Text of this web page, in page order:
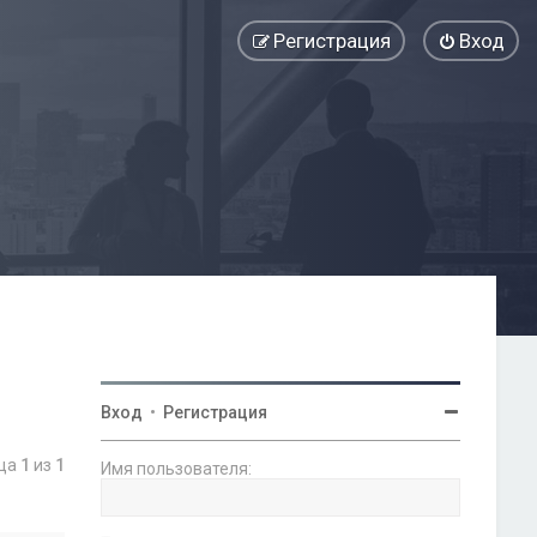
Вход
Регистрация
1 из 1
Вход • Регистрация
Имя пользователя: